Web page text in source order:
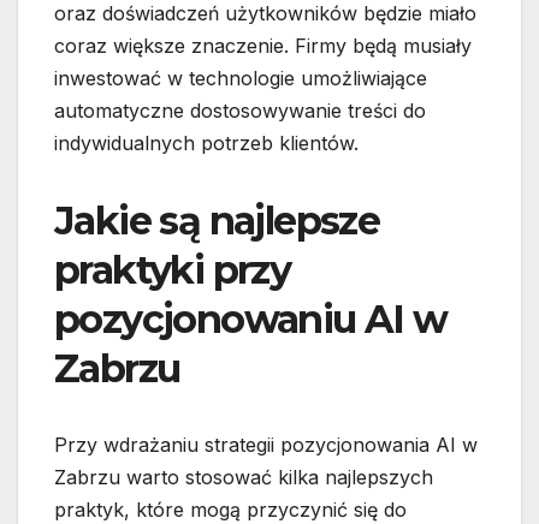
oraz doświadczeń użytkowników będzie miało
coraz większe znaczenie. Firmy będą musiały
inwestować w technologie umożliwiające
automatyczne dostosowywanie treści do
indywidualnych potrzeb klientów.
Jakie są najlepsze
praktyki przy
pozycjonowaniu AI w
Zabrzu
Przy wdrażaniu strategii pozycjonowania AI w
Zabrzu warto stosować kilka najlepszych
praktyk, które mogą przyczynić się do